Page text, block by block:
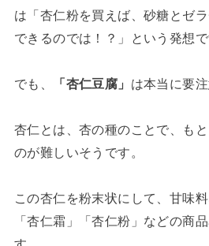
は「杏仁粉を買えば、砂糖とゼ
できるのでは！？」という発想で
でも、 「杏仁豆腐」 は本当に要注
杏仁とは、杏の種のことで、も
のが難しいそうです。
この杏仁を粉末状にして、甘味
「杏仁霜」「杏仁粉」などの商